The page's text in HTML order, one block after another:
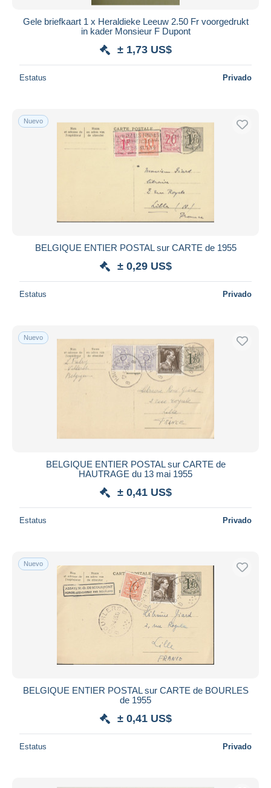
Gele briefkaart 1 x Heraldieke Leeuw 2.50 Fr voorgedrukt
in kader Monsieur F Dupont
± 1,73 US$
Estatus Privado
Nuevo
BELGIQUE ENTIER POSTAL sur CARTE de 1955
± 0,29 US$
Estatus Privado
Nuevo
BELGIQUE ENTIER POSTAL sur CARTE de
HAUTRAGE du 13 mai 1955
± 0,41 US$
Estatus Privado
Nuevo
BELGIQUE ENTIER POSTAL sur CARTE de BOURLES
de 1955
± 0,41 US$
Estatus Privado